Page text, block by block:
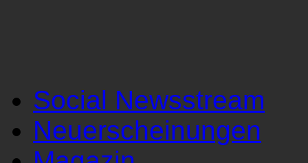
Social Newsstream
Neuerscheinungen